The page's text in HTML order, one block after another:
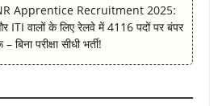
Apprentice Recruitment 2025:
ITI वालों के लिए रेलवे में 4116 पदों पर बंपर
बिना परीक्षा सीधी भर्ती!